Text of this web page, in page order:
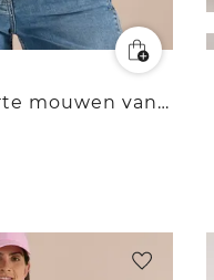
Overhemd met korte mouwen van corduroy met borstzak